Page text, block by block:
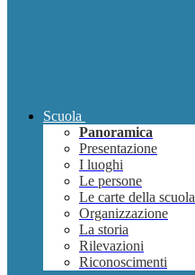
Scuola
Panoramica
Presentazione
I luoghi
Le persone
Le carte della scuola
Organizzazione
La storia
Rilevazioni
Riconoscimenti